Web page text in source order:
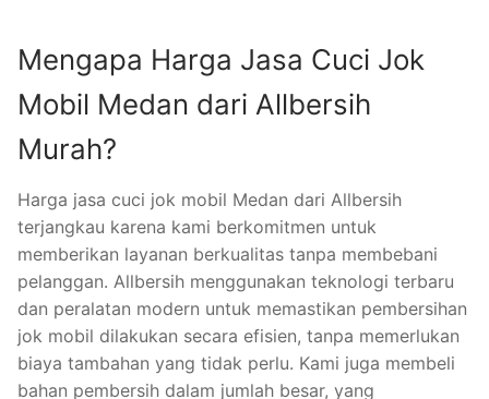
Mengapa Harga Jasa Cuci Jok
Mobil Medan dari Allbersih
Murah?
Harga jasa cuci jok mobil Medan dari Allbersih
terjangkau karena kami berkomitmen untuk
memberikan layanan berkualitas tanpa membebani
pelanggan. Allbersih menggunakan teknologi terbaru
dan peralatan modern untuk memastikan pembersihan
jok mobil dilakukan secara efisien, tanpa memerlukan
biaya tambahan yang tidak perlu. Kami juga membeli
bahan pembersih dalam jumlah besar, yang